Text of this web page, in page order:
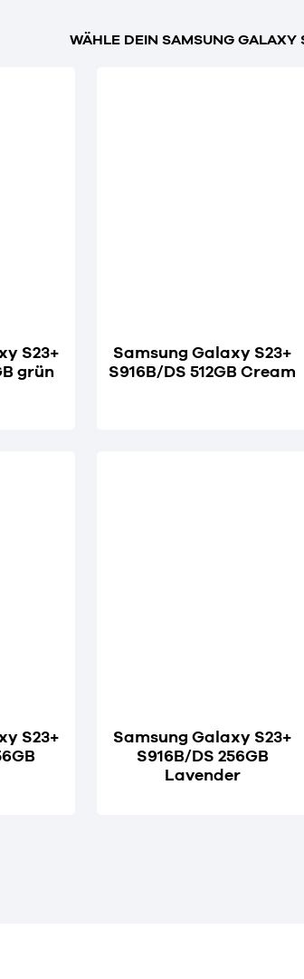
WÄHLE DEIN SAMSUNG GALAXY
S23+
grün
Samsung Galaxy S23+
S916B/DS 512GB Cream
S23+
Samsung Galaxy S23+
S916B/DS 256GB
Lavender